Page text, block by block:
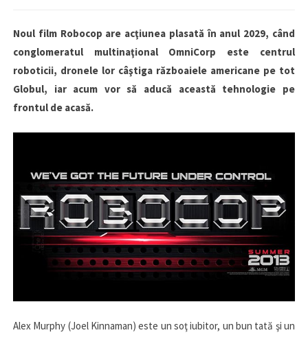
Noul film Robocop are acţiunea plasată în anul 2029, când
conglomeratul multinaţional OmniCorp este centrul
roboticii, dronele lor câştiga războaiele americane pe tot
Globul, iar acum vor să aducă această tehnologie pe
frontul de acasă.
Alex Murphy (Joel Kinnaman) este un soţ iubitor, un bun tată şi un